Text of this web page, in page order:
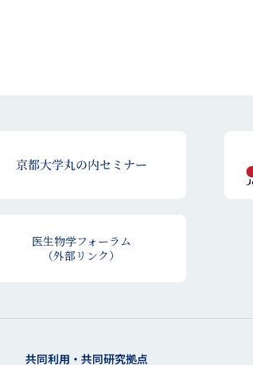
医生物学フォーラム
（外部リンク）
共同利用・共同研究拠点